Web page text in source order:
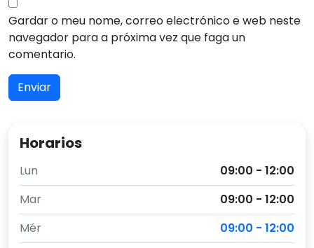
Gardar o meu nome, correo electrónico e web neste
navegador para a próxima vez que faga un
comentario.
Horarios
Lun
09:00 - 12:00
Mar
09:00 - 12:00
Mér
09:00 - 12:00